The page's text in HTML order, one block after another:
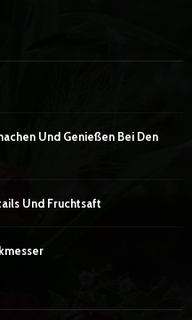
Und Genießen Bei Den
Und Fruchtsaft